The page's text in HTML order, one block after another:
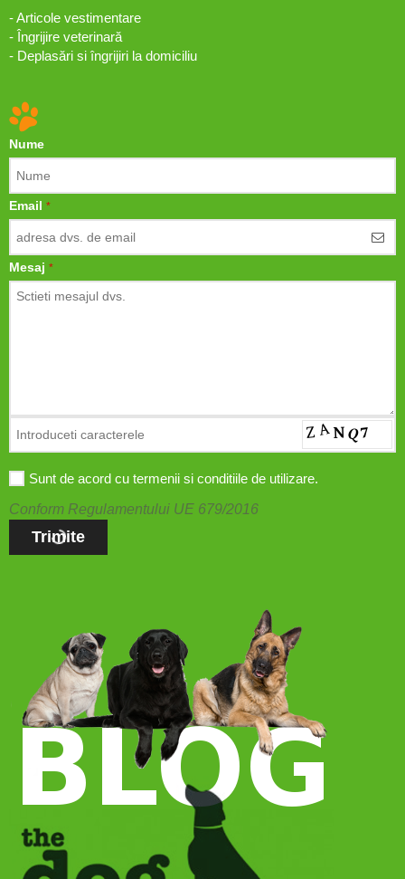
- Articole vestimentare
- Îngrijire veterinară
- Deplasări si îngrijiri la domiciliu
Nume
Email *
Mesaj *
Sunt de acord cu termenii si conditiile de utilizare.
Conform Regulamentului UE 679/2016
Trimite